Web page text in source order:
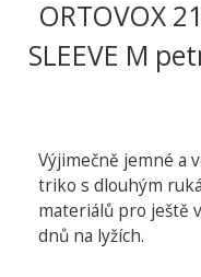
ORTOVOX
SLEEVE M
Výjimečně jemné a
triko s dlouhým
materiálů pro ještě
dnů na lyžích.